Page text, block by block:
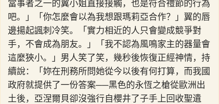
當事者之一的翼小姐直接接觸，也是符合禮節的行為
吧。」「你怎麼會以為我想跟瑪莉亞合作？」翼的唇
邊揚起諷刺冷笑。「實力相近的人只會變成競爭對
手，不會成為朋友。」「我不認為風鳴家主的器量會
這麼狹小。」男人笑了笑，幾秒後恢復正經神情，持
續說：「妳在刑務所問她從今以後有何打算，而我國
政府就提供了一份答案──黑色的永恆之槍從歐洲出
土後，亞涅爾貝卻沒強行自櫻井了子手上回收聖遺